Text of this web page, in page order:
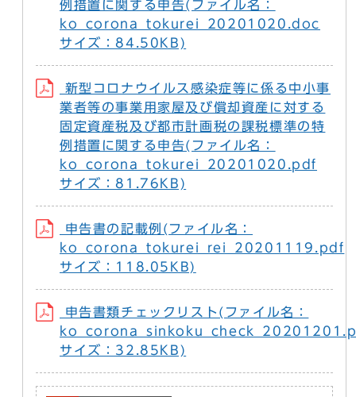
例措置に関する申告(ファイル名：
ko_corona_tokurei_20201020.doc
サイズ：84.50KB)
新型コロナウイルス感染症等に係る中小事
業者等の事業用家屋及び償却資産に対する
固定資産税及び都市計画税の課税標準の特
例措置に関する申告(ファイル名：
ko_corona_tokurei_20201020.pdf
サイズ：81.76KB)
申告書の記載例(ファイル名：
ko_corona_tokurei_rei_20201119.pdf
サイズ：118.05KB)
申告書類チェックリスト(ファイル名：
サイズ：32.85KB)